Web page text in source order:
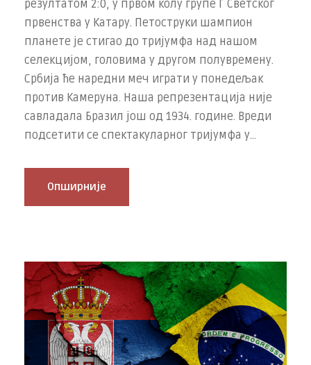
резултатом 2:0, у првом колу групе Г Светског
првенства у Катару. Петоструки шампион
планете је стигао до тријумфа над нашом
селекцијом, головима у другом полувремену.
Србија ће наредни меч играти у понедељак
против Камеруна. Наша репрезентација није
савладала Бразил још од 1934. године. Вреди
подсетити се спектакуларног тријумфа у...
Опширније